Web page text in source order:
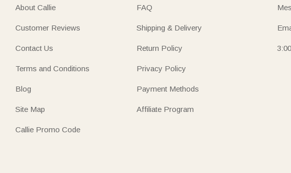
About Callie
Customer Reviews
Contact Us
Terms and Conditions
Blog
Site Map
Callie Promo Code
FAQ
Shipping & Delivery
Return Policy
Privacy Policy
Payment Methods
Affiliate Program